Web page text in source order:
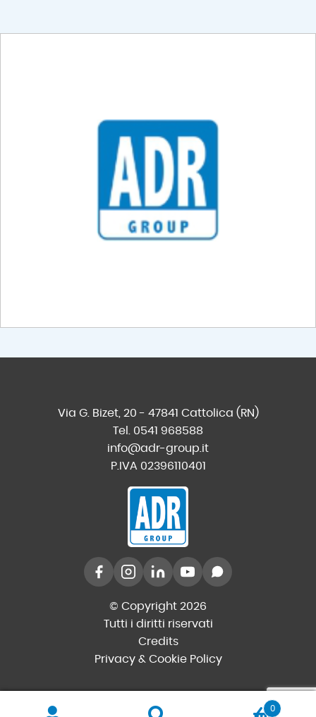
Via G. Bizet, 20 - 47841 Cattolica (RN)
Tel. 0541 968588
info@adr-group.it
P.IVA 02396110401
© Copyright 2026
Tutti i diritti riservati
Credits
Privacy & Cookie Policy
0